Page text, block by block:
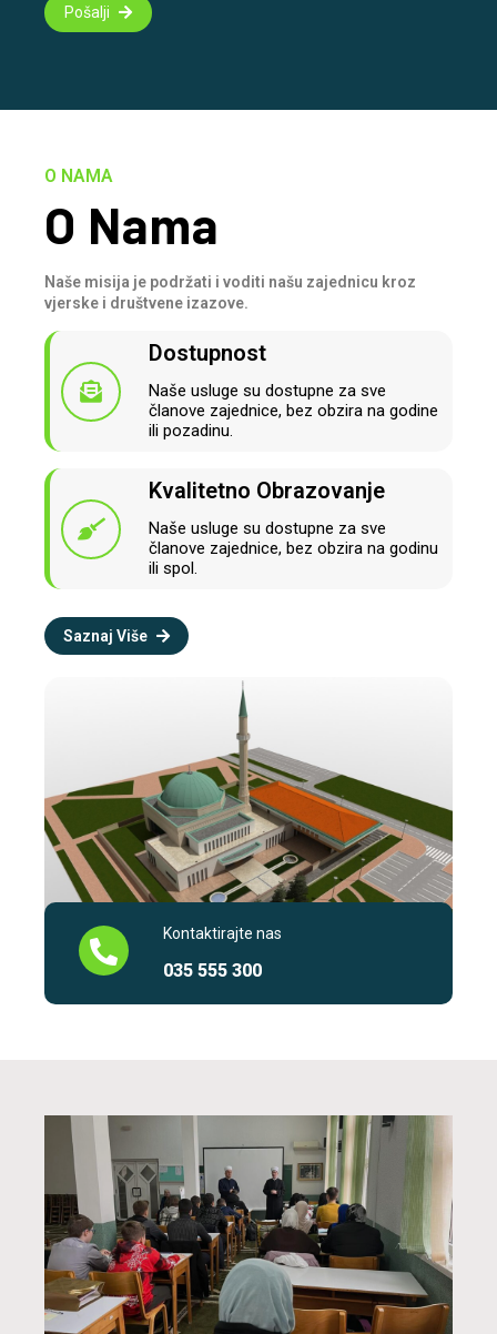
Pošalji
Kontaktirajte nas
035 555 300
O NAMA
O Nama
Naše misija je podržati i voditi našu zajednicu kroz
vjerske i društvene izazove.
Dostupnost
Naše usluge su dostupne za sve
članove zajednice, bez obzira na godine
ili pozadinu.
Kvalitetno Obrazovanje
Naše usluge su dostupne za sve
članove zajednice, bez obzira na godinu
ili spol.
Saznaj Više